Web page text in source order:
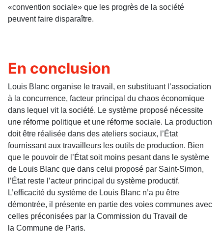
«convention sociale» que les progrès de la société
peuvent faire disparaître.
En conclusion
Louis Blanc organise le travail, en substituant l’association
à la concurrence, facteur principal du chaos économique
dans lequel vit la société. Le système proposé nécessite
une réforme politique et une réforme sociale. La production
doit être réalisée dans des ateliers sociaux, l’État
fournissant aux travailleurs les outils de production. Bien
que le pouvoir de l’État soit moins pesant dans le système
de Louis Blanc que dans celui proposé par Saint-Simon,
l’État reste l’acteur principal du système productif.
L’efficacité du système de Louis Blanc n’a pu être
démontrée, il présente en partie des voies communes avec
celles préconisées par la Commission du Travail de
la Commune de Paris.